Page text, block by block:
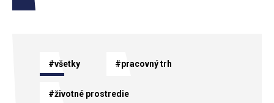
#všetky #pracovný trh
#životné prostredie